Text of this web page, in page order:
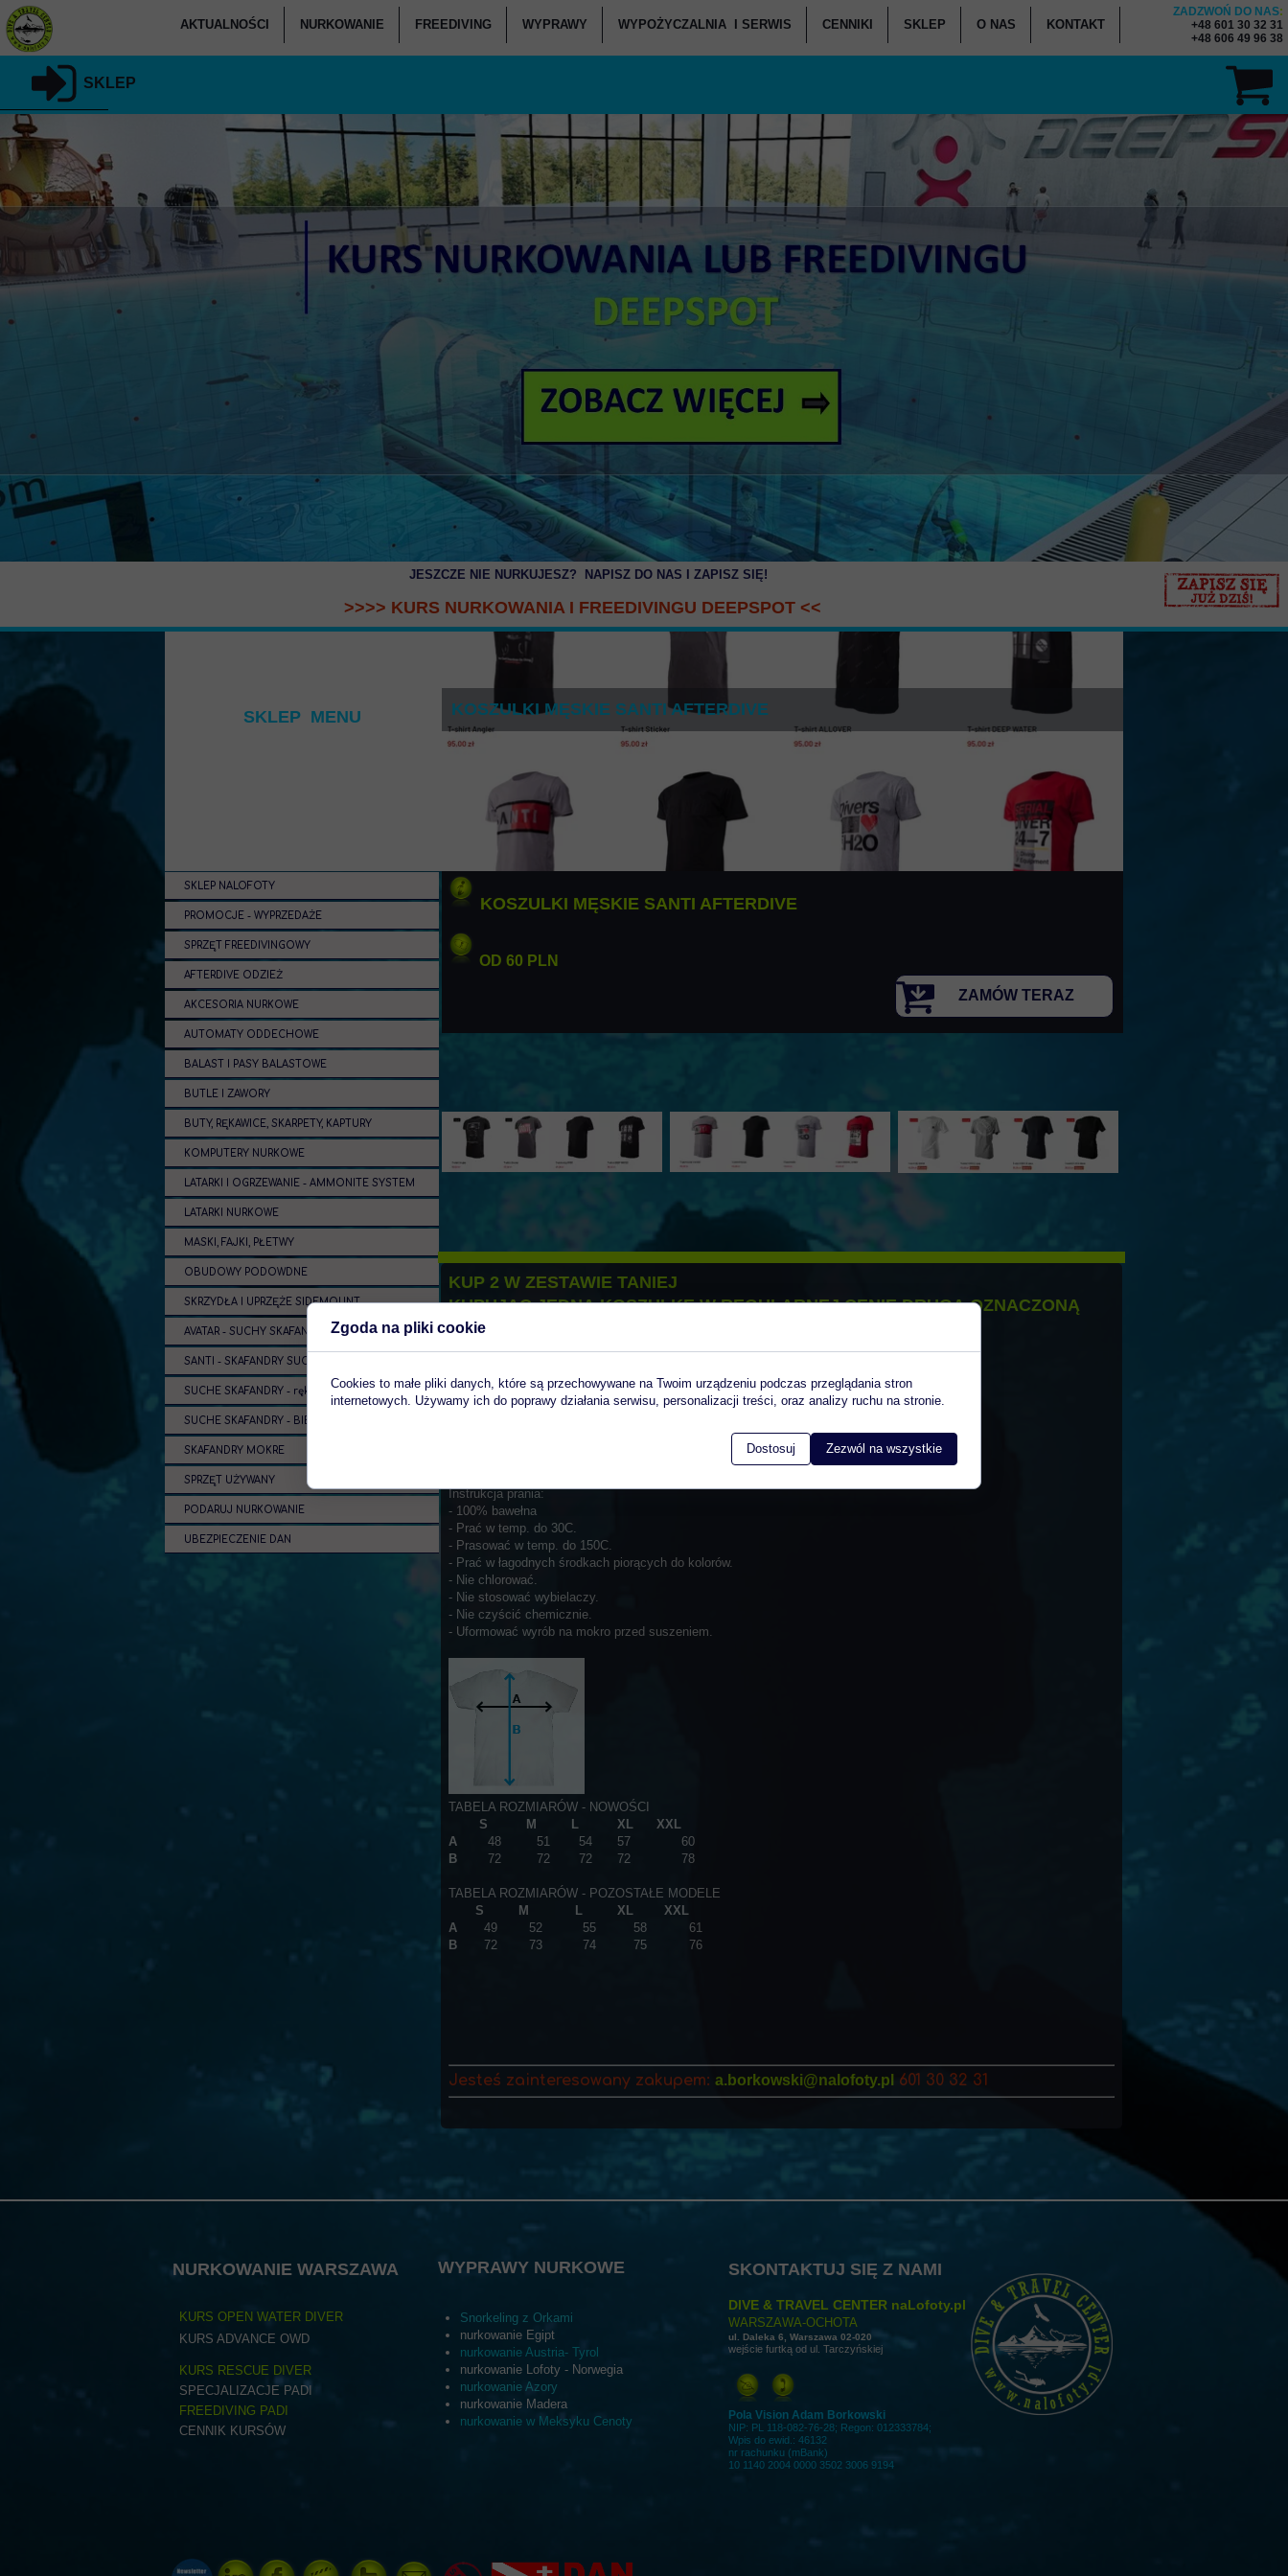
SKLEP
AKTUALNOŚCI
PODARUJ NURKOWANIE
RELACJE
KLUB NALOFOTY.PL
NURKOWANIE
KURSY SPECJALIZACJI NURKOWYCH I WARSZTATY
KURSY NURKOWANIA DEEPSPOT
KURSY NURKOWANIA DZIECI
KURSY DLA KANDYDATÓW SŁUŻB MUNDUROWYCH
NURKOWANIE W DEEPSPOT
FREEDIVING
BASENY FREEDIVINGOWE
SPRZĘT FREEDIVINGOWY
WYPRAWY
ZAPISZ SIĘ NA WYJAZD
WYPOŻYCZALNIA I SERWIS CENNIKI
CENNIK - SERWIS SPRZĘTU
SKLEP O NAS KONTAKT
ZADZWOŃ DO NAS:
+48 601 30 32 31
+48 606 49 96 38
JESZCZE NIE NURKUJESZ? NAPISZ DO NAS I ZAPISZ SIĘ!
>>>> KURS NURKOWANIA I FREEDIVINGU DEEPSPOT <<
ZAMÓW TERAZ
SKLEP NALOFOTY
PROMOCJE - WYPRZEDAŻE
SPRZĘT FREEDIVINGOWY
AFTERDIVE ODZIEŻ
AKCESORIA NURKOWE
AUTOMATY ODDECHOWE
BALAST I PASY BALASTOWE
BUTLE I ZAWORY
BUTY, RĘKAWICE, SKARPETY, KAPTURY
KOMPUTERY NURKOWE
LATARKI I OGRZEWANIE - AMMONITE SYSTEM
LATARKI NURKOWE
MASKI, FAJKI, PŁETWY
OBUDOWY PODOWDNE
SKRZYDŁA I UPRZĘŻE SIDEMOUNT
AVATAR - SUCHY SKAFANDER I OCIEPLACZ
SANTI - SKAFANDRY SUCHE I OCIEPLACZE
SUCHE SKAFANDRY - rękawice, pierścienie
SUCHE SKAFANDRY - BIELIZNA
SKAFANDRY MOKRE
SPRZĘT UŻYWANY
PODARUJ NURKOWANIE
UBEZPIECZENIE DAN
SKLEP MENU KOSZULKI MĘSKIE SANTI AFTERDIVE
KUP 2 W ZESTAWIE TANIEJ
KUPUJĄC JEDNĄ KOSZULKĘ W REGULARNEJ CENIE DRUGĄ OZNACZONĄ
JAKO "PROMOCJA" OTRZYMASZ ZA PÓŁ CENY
CENA OD 60 PLN
Instrukcja prania:
- 100% bawełna
- Prać w temp. do 30C.
- Prasować w temp. do 150C.
- Prać w łagodnych środkach piorących do kolorów.
- Nie chlorować.
- Nie stosować wybielaczy.
- Nie czyścić chemicznie.
- Uformować wyrób na mokro przed suszeniem.
TABELA ROZMIARÓW - NOWOŚCI
S M L
XL XXL
A
48 51 54 57
60
B
72 72 72 72 78
TABELA ROZMIARÓW - POZOSTAŁE MODELE
S M L XL XXL
A
49 52 55 58
61
B
72 73 74 75 76
Jesteś zainteresowany zakupem: a.borkowski@nalofoty.pl 601 30 32 31
KOSZULKI MĘSKIE SANTI AFTERDIVE
OD 60 PLN
KURS OPEN WATER DIVER
CENNIK KURSÓW
FREEDIVING PADI
SPECJALIZACJE PADI
KURS RESCUE DIVER
KURS ADVANCE OWD
DIVE & TRAVEL CENTER naLofoty.pl
WARSZAWA-OCHOTA
ul. Daleka 6, Warszawa 02-020
wejście furtką od ul. Tarczyńskiej
Pola Vision Adam Borkowski
NIP: PL 118-082-76-28; Regon: 012333784;
Wpis do ewid.: 46132
nr rachunku (mBank)
10 1140 2004 0000 3502 3006 9194
Snorkeling z Orkami
nurkowanie Egipt
nurkowanie Austria- Tyrol
nurkowanie Lofoty - Norwegia
nurkowanie Azory
nurkowanie Madera
nurkowanie w Meksyku Cenoty
WYPRAWY NURKOWE SKONTAKTUJ SIĘ Z NAMI
NURKOWANIE WARSZAWA
Zgoda na pliki cookie
Cookies to małe pliki danych, które są przechowywane na Twoim urządzeniu podczas przeglądania stron
internetowych. Używamy ich do poprawy działania serwisu, personalizacji treści, oraz analizy ruchu na stronie.
Dostosuj Zezwól na wszystkie